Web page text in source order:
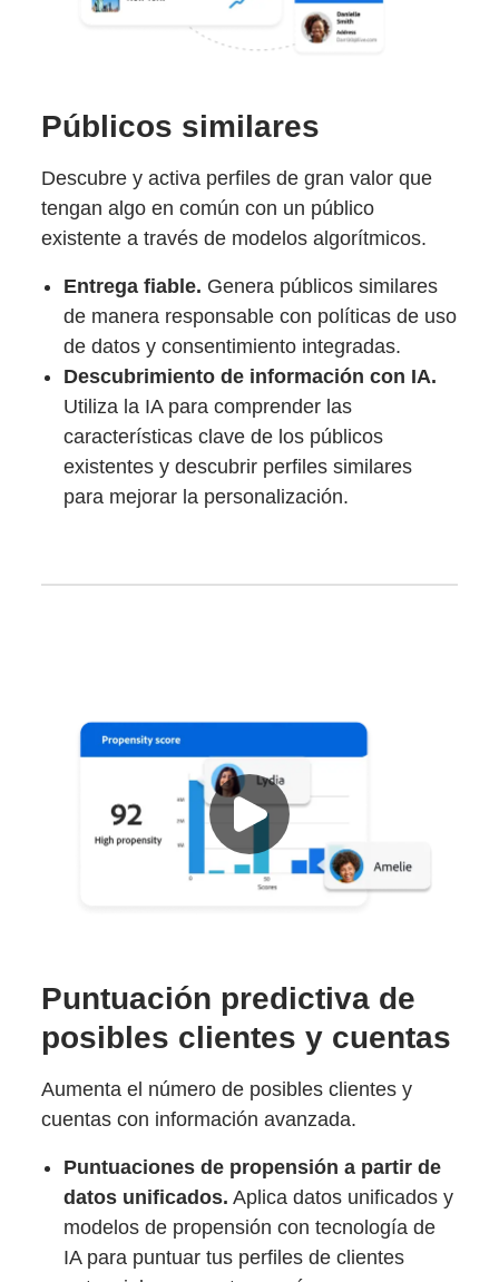
Públicos similares
Descubre y activa perfiles de gran valor que
tengan algo en común con un público
existente a través de modelos algorítmicos.
Entrega fiable. Genera públicos similares
de manera responsable con políticas de uso
de datos y consentimiento integradas.
Descubrimiento de información con IA.
Utiliza la IA para comprender las
características clave de los públicos
existentes y descubrir perfiles similares
para mejorar la personalización.
Puntuación predictiva de
posibles clientes y cuentas
Aumenta el número de posibles clientes y
cuentas con información avanzada.
Puntuaciones de propensión a partir de
datos unificados. Aplica datos unificados y
modelos de propensión con tecnología de
IA para puntuar tus perfiles de clientes